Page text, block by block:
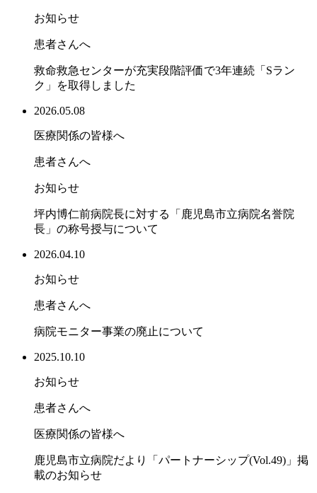
お知らせ
患者さんへ
救命救急センターが充実段階評価で3年連続「Sラン
ク」を取得しました
2026.05.08
医療関係の皆様へ
患者さんへ
お知らせ
坪内博仁前病院長に対する「鹿児島市立病院名誉院
長」の称号授与について
2026.04.10
お知らせ
患者さんへ
病院モニター事業の廃止について
2025.10.10
お知らせ
患者さんへ
医療関係の皆様へ
鹿児島市立病院だより「パートナーシップ(Vol.49)」掲
載のお知らせ